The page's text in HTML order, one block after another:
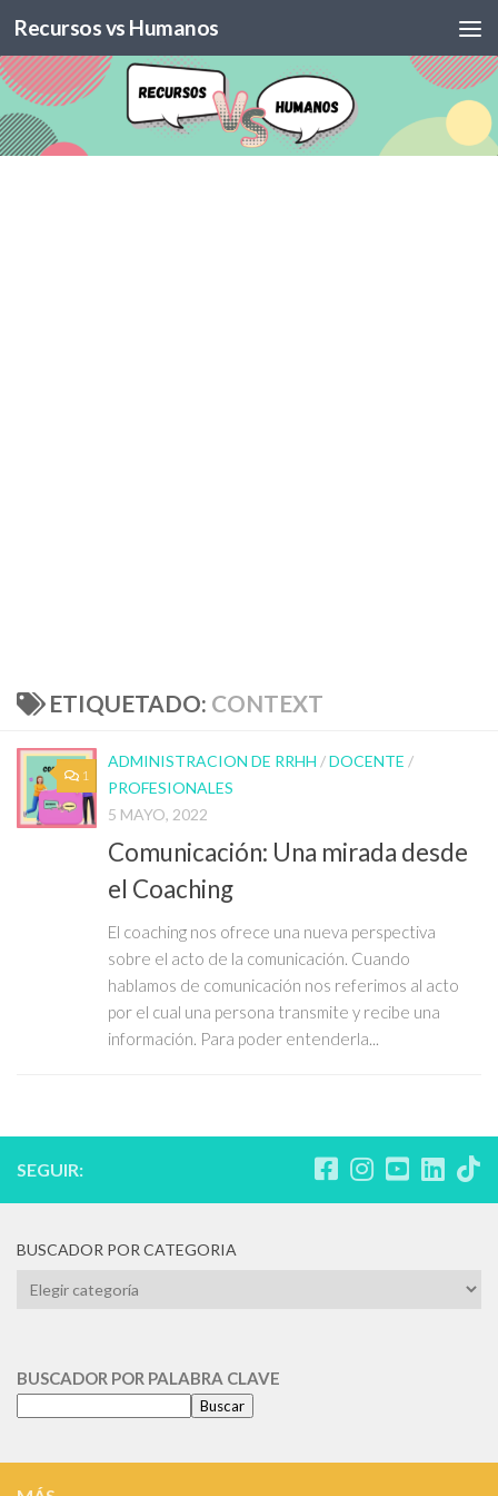
Skip to content
Recursos vs Humanos
ETIQUETADO: CONTEXT
1
ADMINISTRACION DE RRHH /DOCENTE /
PROFESIONALES
5 MAYO, 2022
Comunicación: Una mirada desde
el Coaching
El coaching nos ofrece una nueva perspectiva
sobre el acto de la comunicación. Cuando
hablamos de comunicación nos referimos al acto
por el cual una persona transmite y recibe una
información. Para poder entenderla...
SEGUIR:
BUSCADOR POR CATEGORIA
BUSCADOR
BUSCADOR POR PALABRA CLAVE
Buscar